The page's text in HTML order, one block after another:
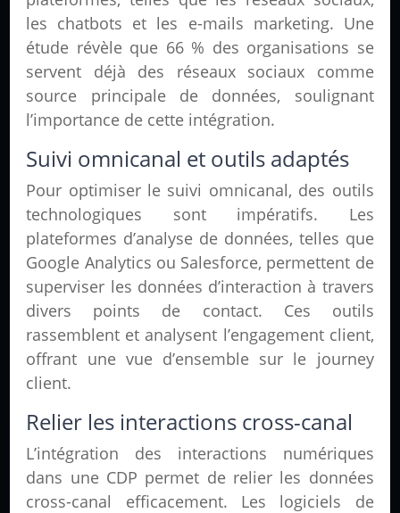
les chatbots et les e-mails marketing. Une
étude révèle que 66 % des organisations se
servent déjà des réseaux sociaux comme
source principale de données, soulignant
l’importance de cette intégration.
Suivi omnicanal et outils adaptés
Pour optimiser le suivi omnicanal, des outils
technologiques sont impératifs. Les
plateformes d’analyse de données, telles que
Google Analytics ou Salesforce, permettent de
superviser les données d’interaction à travers
divers points de contact. Ces outils
rassemblent et analysent l’engagement client,
offrant une vue d’ensemble sur le journey
client.
Relier les interactions cross-canal
L’intégration des interactions numériques
dans une CDP permet de relier les données
cross-canal efficacement. Les logiciels de